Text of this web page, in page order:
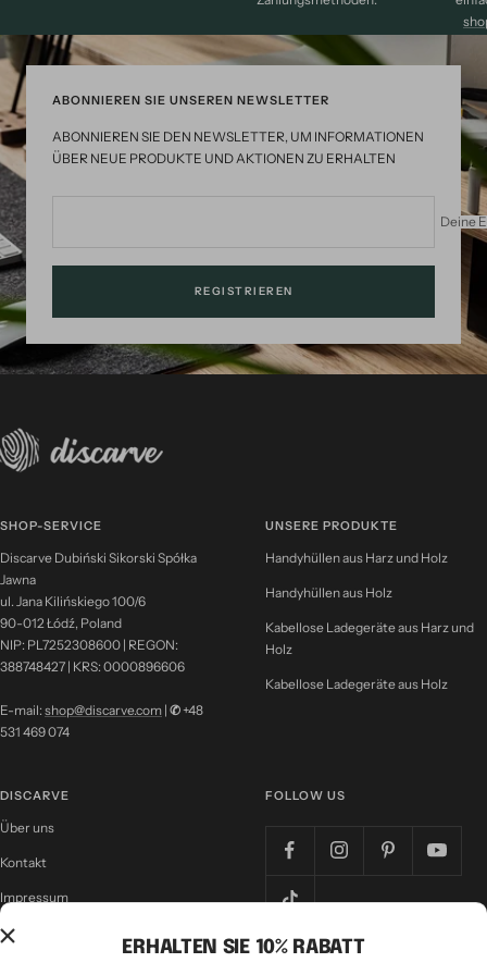
ERHALTEN SIE 10% RABATT
ABONNIEREN SIE UNSEREN NEWSLETTER
ABONNIEREN SIE DEN NEWSLETTER, UM INFORMATIONEN
ÜBER NEUE PRODUKTE UND AKTIONEN ZU ERHALTEN
Deine
REGISTRIEREN
SHOP-SERVICE
Discarve Dubiński Sikorski Spółka
Jawna
ul. Jana Kilińskiego 100/6
90-012 Łódź, Poland
NIP: PL7252308600 | REGON:
388748427 | KRS: 0000896606
E-mail: shop@discarve.com | ✆+48
531 469 074
UNSERE PRODUKTE
Handyhüllen aus Harz und Holz
Handyhüllen aus Holz
Kabellose Ladegeräte aus Harz und
Holz
Kabellose Ladegeräte aus Holz
DISCARVE
Über uns
Kontakt
Impressum
Nutzungsbedingungen
FOLLOW US